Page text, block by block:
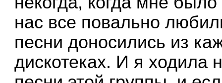
нас все повально
песни доносились из
дискотеках. И я ходила